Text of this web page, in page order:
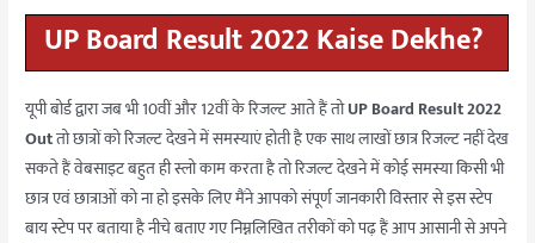
UP Board Result 2022 Kaise Dekhe?
यूपी बोर्ड द्वारा जब भी 10वीं और 12वीं के रिजल्ट आते हैं तोUP Board Result 2022
Outतो छात्रों को रिजल्ट देखने में समस्याएं होती है एक साथ लाखों छात्र रिजल्ट नहीं देख
सकते हैं वेबसाइट बहुत ही स्लो काम करता है तो रिजल्ट देखने में कोई समस्या किसी भी
छात्र एवं छात्राओं को ना हो इसके लिए मैंने आपको संपूर्ण जानकारी विस्तार से इस स्टेप
बाय स्टेप पर बताया है नीचे बताए गए निम्नलिखित तरीकों को पढ़ हैं आप आसानी से अपने